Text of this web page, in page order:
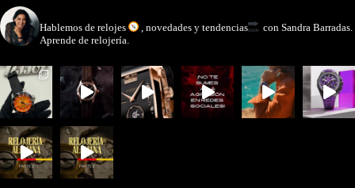
Hablemos de relojes , novedades y tendencias
con Sandra Barradas.
Aprende de relojería.